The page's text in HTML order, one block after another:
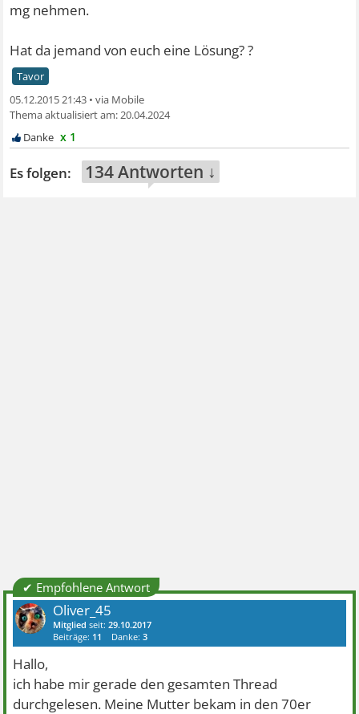
mg nehmen.
Hat da jemand von euch eine Lösung? ?
Tavor
05.12.2015 21:43 •
20.04.2024
x 1
134 Antworten ↓
✔ Empfohlene Antwort
Oliver_45
Mitglied seit:29.10.2017
Beiträge: 11 Danke:3
Hallo,
ich habe mir gerade den gesamten Thread
durchgelesen. Meine Mutter bekam in den 70er